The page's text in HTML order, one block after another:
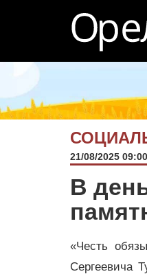
21/08/2025 09:00
В
«Честь
Сергеевича